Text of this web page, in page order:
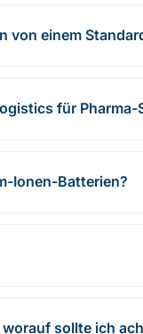
von einem
für Pharma-
Ionen-Batterien?
sollte ich